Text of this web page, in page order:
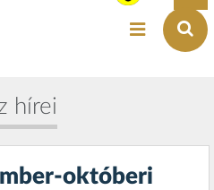
hírei
októberi